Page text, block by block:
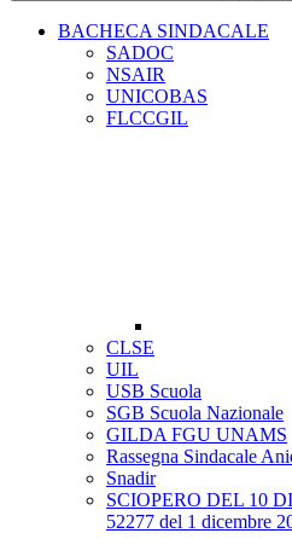
BACHECA SINDACALE
SADOC
NSAIR
UNICOBAS
FLCCGIL
CLSE
UIL
USB Scuola
SGB Scuola Nazionale
GILDA FGU UNAMS
Rassegna Sindacale
Snadir
SCIOPERO DEL 10
52277 del 1 dicembre